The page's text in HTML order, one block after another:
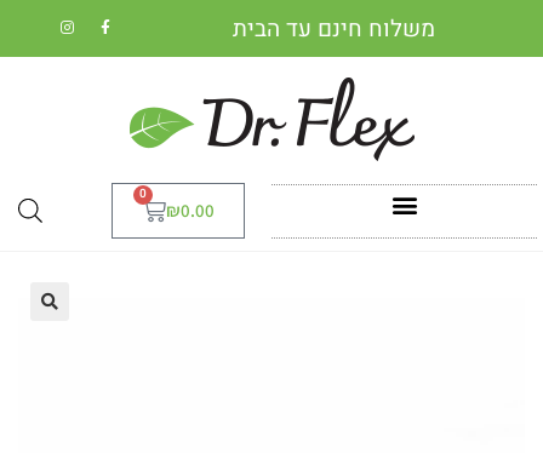
משלוח חינם עד הבית
₪0.00
0